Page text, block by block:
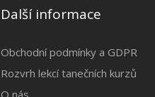
Další informace
Obchodní podmínky a GDPR
Rozvrh lekcí tanečních kurzů
O nás